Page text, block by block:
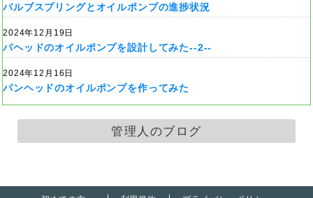
バルブスプリングとオイルポンプの進捗状況
2024年12月19日
パヘッドのオイルポンプを設計してみた--2--
2024年12月16日
パンヘッドのオイルポンプを作ってみた
管理人のブログ